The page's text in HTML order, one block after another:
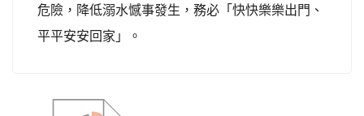
危險，降低溺水憾事發生，務必「快快樂樂出門、
平平安安回家」。